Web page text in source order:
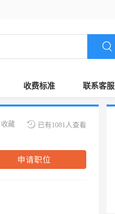
收费标准 联系客服
已有1081人查看
收藏
申请职位